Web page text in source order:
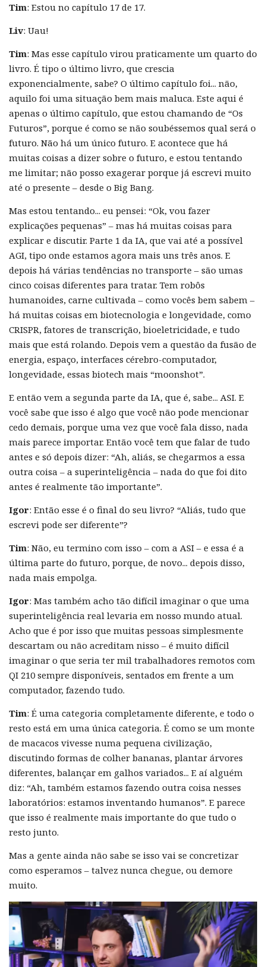
Tim: Estou no capítulo 17 de 17.
Liv: Uau!
Tim: Mas esse capítulo virou praticamente um quarto do
livro. É tipo o último livro, que crescia
exponencialmente, sabe? O último capítulo foi... não,
aquilo foi uma situação bem mais maluca. Este aqui é
apenas o último capítulo, que estou chamando de “Os
Futuros”, porque é como se não soubéssemos qual será o
futuro. Não há um único futuro. E acontece que há
muitas coisas a dizer sobre o futuro, e estou tentando
me limitar; não posso exagerar porque já escrevi muito
até o presente – desde o Big Bang.
Mas estou tentando... eu pensei: “Ok, vou fazer
explicações pequenas” – mas há muitas coisas para
explicar e discutir. Parte 1 da IA, que vai até a possível
AGI, tipo onde estamos agora mais uns três anos. E
depois há várias tendências no transporte – são umas
cinco coisas diferentes para tratar. Tem robôs
humanoides, carne cultivada – como vocês bem sabem –
há muitas coisas em biotecnologia e longevidade, como
CRISPR, fatores de transcrição, bioeletricidade, e tudo
mais que está rolando. Depois vem a questão da fusão de
energia, espaço, interfaces cérebro-computador,
longevidade, essas biotech mais “moonshot”.
E então vem a segunda parte da IA, que é, sabe... ASI. E
você sabe que isso é algo que você não pode mencionar
cedo demais, porque uma vez que você fala disso, nada
mais parece importar. Então você tem que falar de tudo
antes e só depois dizer: “Ah, aliás, se chegarmos a essa
outra coisa – a superinteligência – nada do que foi dito
antes é realmente tão importante”.
Igor: Então esse é o final do seu livro? “Aliás, tudo que
escrevi pode ser diferente”?
Tim: Não, eu termino com isso – com a ASI – e essa é a
última parte do futuro, porque, de novo... depois disso,
nada mais empolga.
Igor: Mas também acho tão difícil imaginar o que uma
superinteligência real levaria em nosso mundo atual.
Acho que é por isso que muitas pessoas simplesmente
descartam ou não acreditam nisso – é muito difícil
imaginar o que seria ter mil trabalhadores remotos com
QI 210 sempre disponíveis, sentados em frente a um
computador, fazendo tudo.
Tim: É uma categoria completamente diferente, e todo o
resto está em uma única categoria. É como se um monte
de macacos vivesse numa pequena civilização,
discutindo formas de colher bananas, plantar árvores
diferentes, balançar em galhos variados... E aí alguém
diz: “Ah, também estamos fazendo outra coisa nesses
laboratórios: estamos inventando humanos”. E parece
que isso é realmente mais importante do que tudo o
resto junto.
Mas a gente ainda não sabe se isso vai se concretizar
como esperamos – talvez nunca chegue, ou demore
muito.